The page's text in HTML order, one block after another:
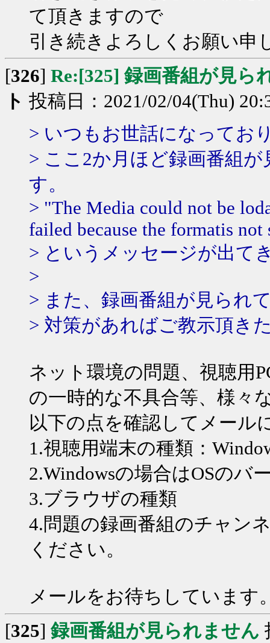
て頂きますので
引き続きよろしくお願い申
[326] Re:[325] 録画番組が見ら
ト 投稿日：2021/02/04(Thu)
> いつもお世話になってお
> ここ2か月ほど録画番組
す。
> "The Media could not be
failed because the formatis not
> というメッセージが出て
>
> また、録画番組が見られ
> 対策があればご教示頂き
ネット環境の問題、視聴用
の一時的な不具合等、様々
以下の点を確認してメール
1.視聴用端末の種類：
2.Windowsの場合はOSのバ
3.ブラウザの種類
4.問題の録画番組のチャン
ください。
メールをお待ちしています
[325] 録画番組が見られません